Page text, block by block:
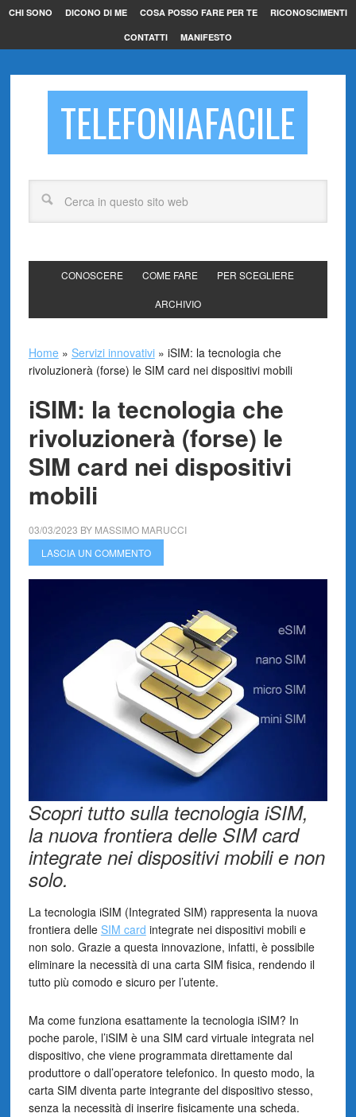
CHI SONO DICONO DI ME COSA POSSO FARE PER TE RICONOSCIMENTI
CONTATTI MANIFESTO
TELEFONIAFACILE
CONOSCERE COME FARE PER SCEGLIERE
ARCHIVIO
Home » Servizi innovativi» iSIM: la tecnologia che
rivoluzionerà (forse) le SIM card nei dispositivi mobili
iSIM: la tecnologia che
rivoluzionerà (forse) le
SIM card nei dispositivi
mobili
03/03/2023 BY MASSIMO MARUCCI
LASCIA UN COMMENTO
Scopri tutto sulla tecnologia iSIM,
la nuova frontiera delle SIM card
integrate nei dispositivi mobili e non
solo.
La tecnologia iSIM (Integrated SIM) rappresenta la nuova
frontiera delle SIM card integrate nei dispositivi mobili e
non solo. Grazie a questa innovazione, infatti, è possibile
eliminare la necessità di una carta SIM fisica, rendendo il
tutto più comodo e sicuro per l’utente.
Ma come funziona esattamente la tecnologia iSIM? In
poche parole, l’iSIM è una SIM card virtuale integrata nel
dispositivo, che viene programmata direttamente dal
produttore o dall’operatore telefonico. In questo modo, la
carta SIM diventa parte integrante del dispositivo stesso,
senza la necessità di inserire fisicamente una scheda.